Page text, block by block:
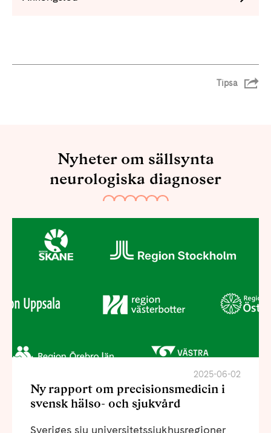
Tipsa
Nyheter om sällsynta
neurologiska diagnoser
2025-06-02
Ny rapport om precisionsmedicin i
svensk hälso- och sjukvård
Sveriges sju universitetssjukhusregioner